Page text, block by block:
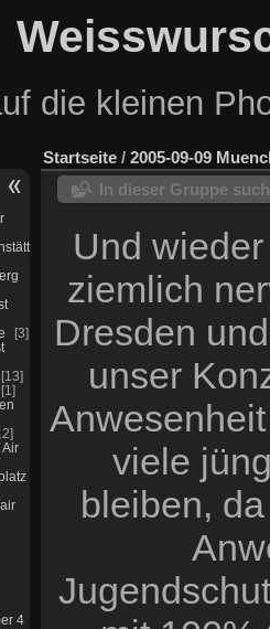
die kleinen
3
13
1
4
Startseite / 2005-09-09
In dieser Gruppe
Und
ziemlich
Dresden
unser
viele
bleiben,